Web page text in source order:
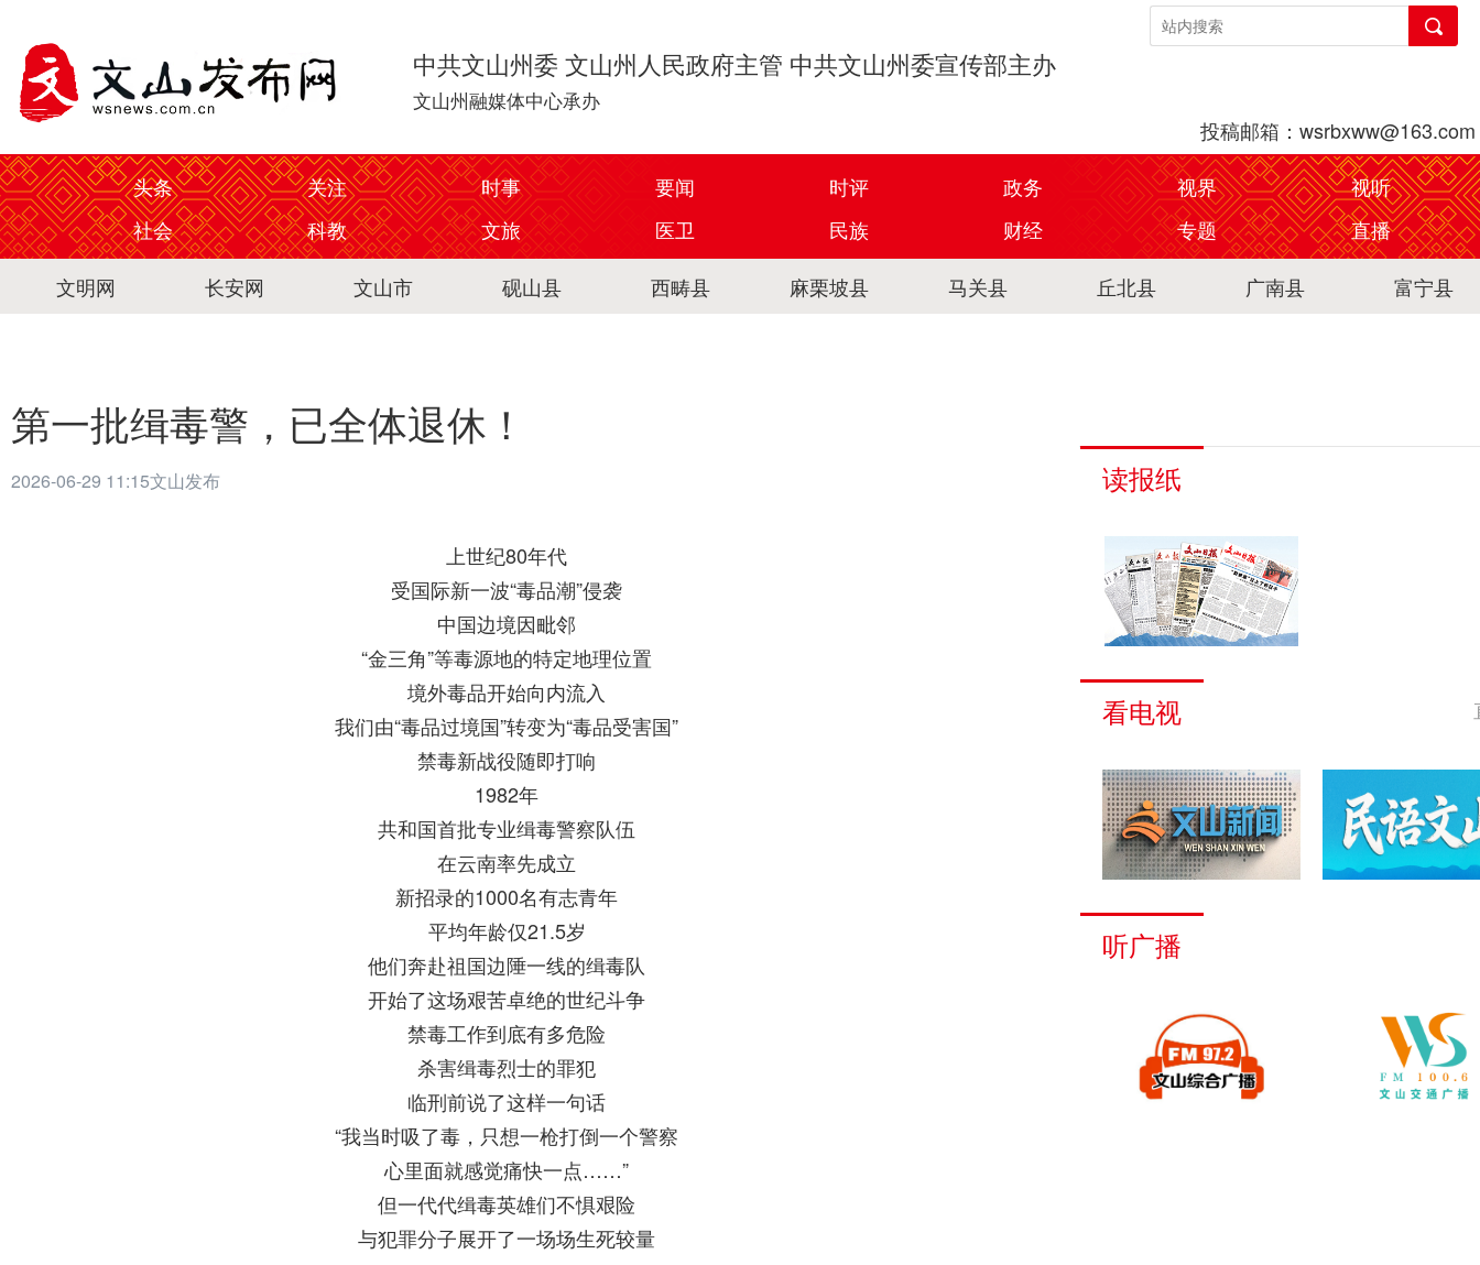
中共文山州委 文山州人民政府主管 中共文山州委宣传部主办
文山州融媒体中心承办
投稿邮箱：wsrbxww@163.com
头条
关注 时事 要闻 时评 政务 视界
视听
社会
科教 文旅 医卫 民族 财经 专题
直播
文明网
长安网 文山市 砚山县 西畴县 麻栗坡县 马关县 丘北县 广南县 富宁县
第一批缉毒警，已全体退休！
2026-06-29 11:15文山发布
​上世纪80年代
受国际新一波“毒品潮”侵袭
中国边境因毗邻
“金三角”等毒源地的特定地理位置
境外毒品开始向内流入
我们由“毒品过境国”转变为“毒品受害国”
禁毒新战役随即打响
1982年
共和国首批专业缉毒警察队伍
在云南率先成立
新招录的1000名有志青年
平均年龄仅21.5岁
他们奔赴祖国边陲一线的缉毒队
开始了这场艰苦卓绝的世纪斗争
禁毒工作到底有多危险
杀害缉毒烈士的罪犯
临刑前说了这样一句话
“我当时吸了毒，只想一枪打倒一个警察
心里面就感觉痛快一点……”
但一代代缉毒英雄们不惧艰险
与犯罪分子展开了一场场生死较量
读报纸
看电视
听广播